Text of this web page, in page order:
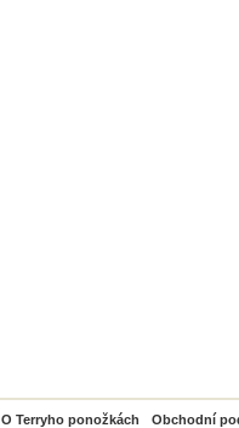
O Terryho ponožkách Obchodní
PayPal